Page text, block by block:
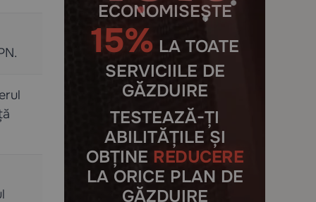
ECONOMISEȘTE
15% LA TOATE
SERVICIILE DE
GĂZDUIRE
TESTEAZĂ-ȚI
ABILITĂȚILE ȘI
OBȚINE REDUCERE
LA ORICE PLAN DE
GĂZDUIRE